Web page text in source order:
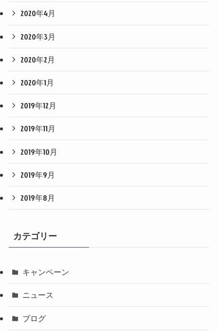
2020年4月
2020年3月
2020年2月
2020年1月
2019年12月
2019年11月
2019年10月
2019年9月
2019年8月
カテゴリー
キャンペーン
ニュース
ブログ